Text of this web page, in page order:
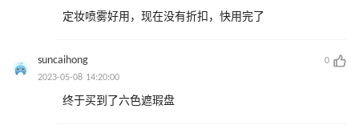
定妆喷雾好用，现在没有折扣，快用完了
suncaihong
0
2023-05-08 14:20:00
终于买到了六色遮瑕盘